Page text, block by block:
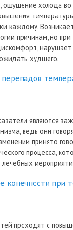
ощущение холода во
каждому.
причинам, но при
худшего.
являются
ведь они
принято
процесса,
конечности при
проходят с